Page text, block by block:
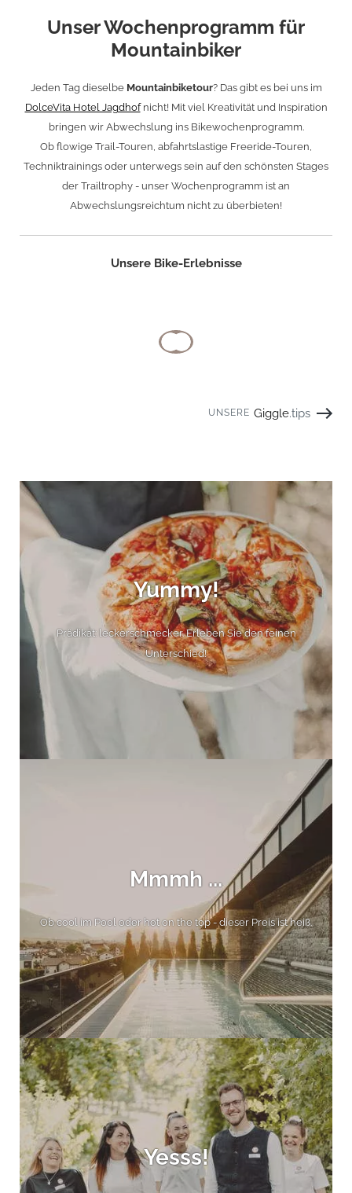
Unser Wochenprogramm für
Mountainbiker
Jeden Tag dieselbe Mountainbiketour? Das gibt es bei uns im
DolceVita Hotel Jagdhofnicht! Mit viel Kreativität und Inspiration
bringen wir Abwechslung ins Bikewochenprogramm.
Ob flowige Trail-Touren, abfahrtslastige Freeride-Touren,
Techniktrainings oder unterwegs sein auf den schönsten Stages
der Trailtrophy - unser Wochenprogramm ist an
Abwechslungsreichtum nicht zu überbieten!
Unsere Bike-Erlebnisse
UNSERE Giggle.tips
Yummy!
Prädikat: leckerschmecker. Erleben Sie den feinen
Unterschied!
Mmmh ...
Ob cool im Pool oder hot on the top - dieser Preis ist heiß.
Yesss!